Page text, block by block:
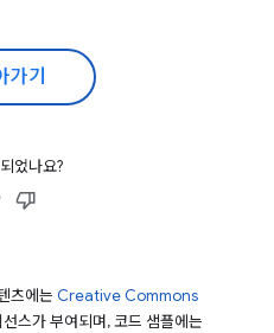
기
었나요?
츠에는 Creative Commons
스가 부여되며, 코드 샘플에는